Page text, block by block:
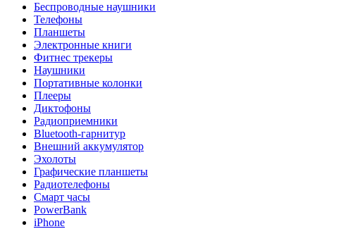
Беспроводные наушники
Телефоны
Планшеты
Электронные книги
Фитнес трекеры
Наушники
Портативные колонки
Плееры
Диктофоны
Радиоприемники
Bluetooth-гарнитур
Внешний аккумулятор
Эхолоты
Графические планшеты
Радиотелефоны
Смарт часы
PowerBank
iPhone